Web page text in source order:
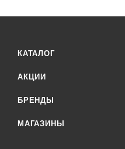
КАТАЛОГ
АКЦИИ
БРЕНДЫ
МАГАЗИНЫ